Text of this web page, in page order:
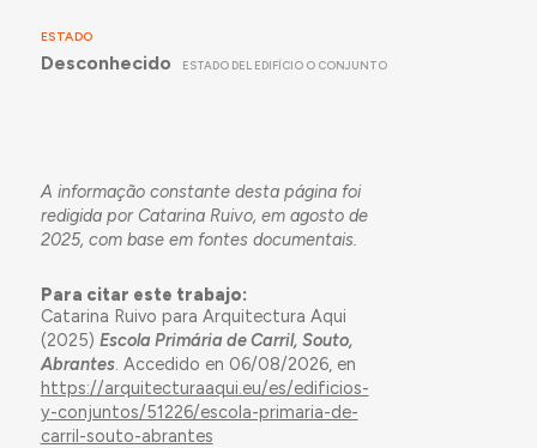
ESTADO
Desconhecido ESTADO DEL EDIFÍCIO O CONJUNTO
A informação constante desta página foi
redigida por Catarina Ruivo, em agosto de
2025, com base em fontes documentais.
Para citar este trabajo:
Catarina Ruivo para Arquitectura Aqui
(2025) Escola Primária de Carril, Souto,
Abrantes. Accedido en 06/08/2026, en
https://arquitecturaaqui.eu/es/edificios-
y-conjuntos/51226/escola-primaria-de-
carril-souto-abrantes